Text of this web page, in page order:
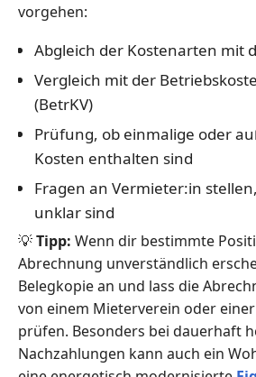
vorgehen:
Abgleich der Kostenarten mit
Vergleich mit der
(BetrKV)
Prüfung, ob einmalige oder
Kosten enthalten sind
Fragen an Vermieter:in
unklar sind
💡Tipp: Wenn dir bestimmte
Abrechnung unverständlich
Belegkopie an und lass die
von einem Mieterverein oder
prüfen. Besonders bei dauerhaft
Nachzahlungen kann auch ein